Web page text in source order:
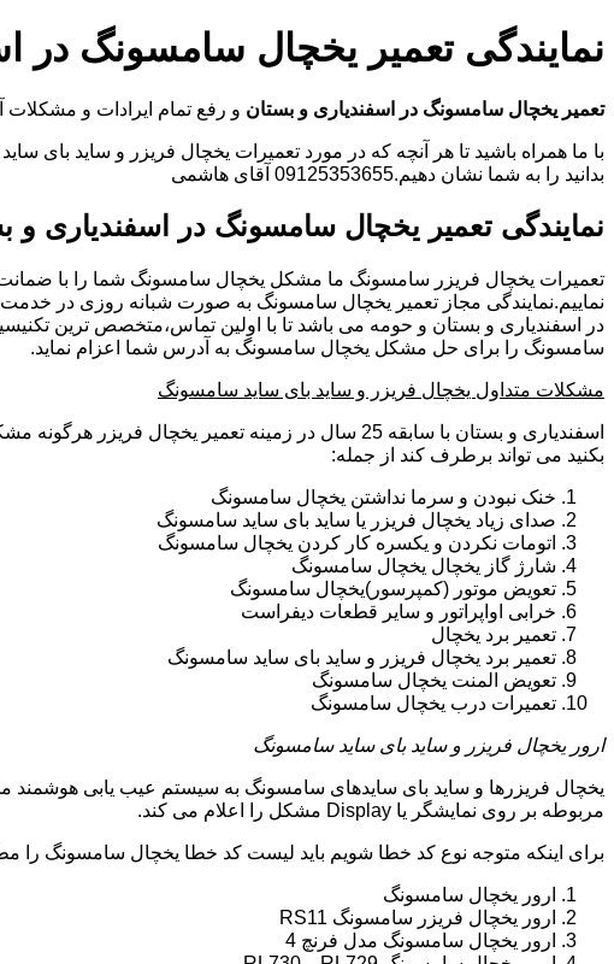
نمایندگی تعمیر یخچال سامسونگ در
تعمیر یخچال سامسونگ در اسفندیاری و بستان و رفع تمام ایرادات و
با ما همراه باشید تا هر آنچه که در مورد تعمیرات یخچال فریزر و ساید بای
بدانید را به شما نشان دهیم.09125353655 آقای هاشمی
نمایندگی تعمیر یخچال سامسونگ در اسفندیاری و
تعمیرات یخچال فریزر سامسونگ ما مشکل یخچال سامسونگ شما را با
نماییم.نمایندگی مجاز تعمیر یخچال سامسونگ به صورت شبانه روزی در
در اسفندیاری و بستان و حومه می باشد تا با اولین تماس،متخصص ترین
سامسونگ را برای حل مشکل یخچال سامسونگ به آدرس شما اعزام نماید.
مشکلات متداول یخچال فریزر و ساید بای ساید سامسونگ
اسفندیاری و بستان با سابقه 25 سال در زمینه تعمیر یخچال فریزر
بکنید می تواند برطرف کند از جمله:
خنک نبودن و سرما نداشتن یخچال سامسونگ
صدای زیاد یخچال فریزر یا ساید بای ساید سامسونگ
اتومات نکردن و یکسره کار کردن یخچال سامسونگ
شارژ گاز یخچال یخچال سامسونگ
تعویض موتور (کمپرسور)یخچال سامسونگ
خرابی اواپراتور و سایر قطعات دیفراست
تعمیر برد یخچال
تعمیر برد یخچال فریزر و ساید بای ساید سامسونگ
تعویض المنت یخچال سامسونگ
تعمیرات درب یخچال سامسونگ
ارور یخچال فریزر و ساید بای ساید سامسونگ
یخچال فریزرها و ساید بای سایدهای سامسونگ به سیستم عیب یابی
مربوطه بر روی نمایشگر یا Display مشکل را اعلام می کند.
برای اینکه متوجه نوع کد خطا شویم باید لیست کد خطا یخچال سامسونگ را
ارور یخچال سامسونگ
ارور یخچال فریزر سامسونگ RS11
ارور یخچال سامسونگ مدل فرنچ 4